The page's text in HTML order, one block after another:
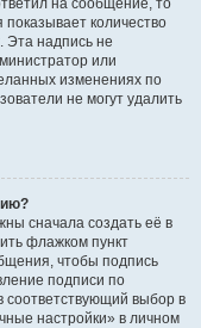
на сообщение, то
количество
Эта надпись не
или
изменениях по
не могут удалить
сначала создать её в
флажком пункт
чтобы подпись
подписи по
выбор в
настройки» в личном